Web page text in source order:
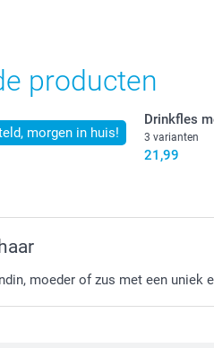
producten
morgen in huis!
Drinkfles
3 varianten
21,99
moeder of zus met een uniek